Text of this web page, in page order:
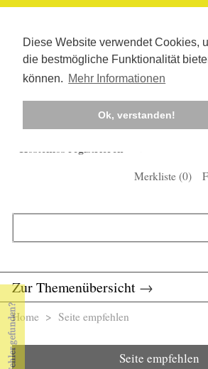
Diese Website verwendet Cookies,
die bestmögliche Funktionalität
können. Mehr Informationen
Ok, verstanden!
Kostenlos registrieren
Merkliste (0)
Zur Themenübersicht →
Sie sind hier
Home > Seite empfehlen
Seite empfehlen